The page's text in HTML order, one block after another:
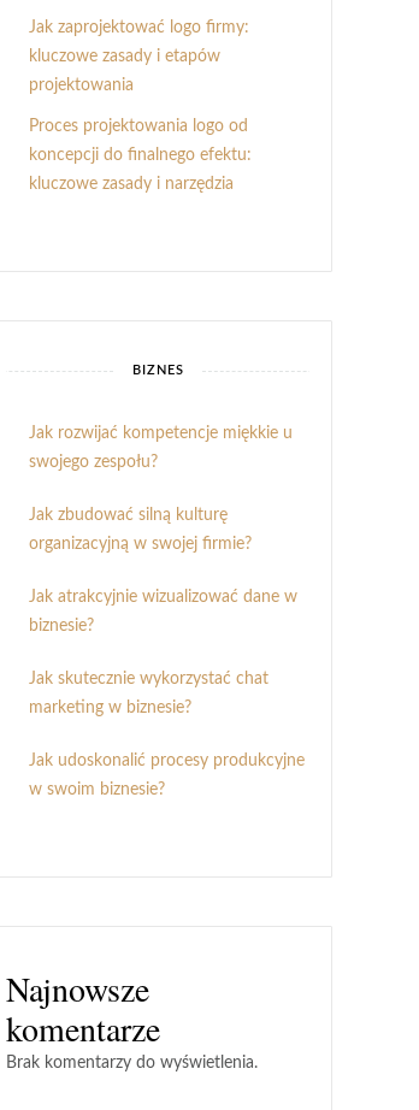
Jak zaprojektować logo firmy:
kluczowe zasady i etapów
projektowania
Proces projektowania logo od
koncepcji do finalnego efektu:
kluczowe zasady i narzędzia
BIZNES
Jak rozwijać kompetencje miękkie u
swojego zespołu?
Jak zbudować silną kulturę
organizacyjną w swojej firmie?
Jak atrakcyjnie wizualizować dane w
biznesie?
Jak skutecznie wykorzystać chat
marketing w biznesie?
Jak udoskonalić procesy produkcyjne
w swoim biznesie?
Najnowsze
komentarze
Brak komentarzy do wyświetlenia.